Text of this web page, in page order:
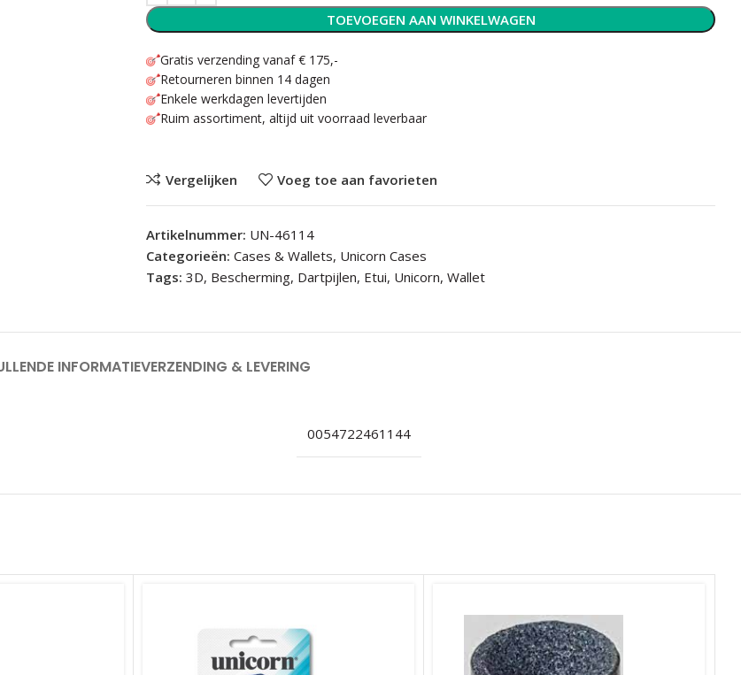
TOEVOEGEN AAN WINKELWAGEN
Gratis verzending vanaf € 175,-
Retourneren binnen 14 dagen
Enkele werkdagen levertijden
Ruim assortiment, altijd uit voorraad leverbaar
Vergelijken Voeg toe aan favorieten
Artikelnummer: UN-46114
Categorieën: Cases & Wallets, Unicorn Cases
Tags: 3D, Bescherming, Dartpijlen, Etui, Unicorn, Wallet
INFORMATIEVERZENDING & LEVERING
0054722461144